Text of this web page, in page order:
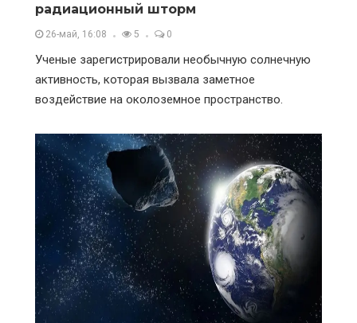
радиационный шторм
26-май, 16:08 5 0
Ученые зарегистрировали необычную солнечную
активность, которая вызвала заметное
воздействие на околоземное пространство.